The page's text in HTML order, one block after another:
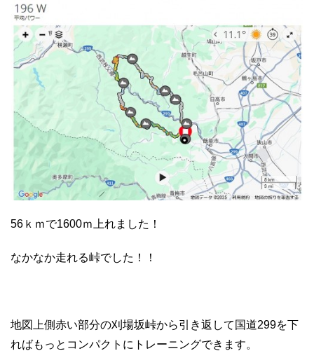
56ｋｍで1600ｍ上れました！
なかなか走れる峠でした！！
地図上側赤い部分の刈場坂峠から引き返して国道299を下
ればもっとコンパクトにトレーニングできます。